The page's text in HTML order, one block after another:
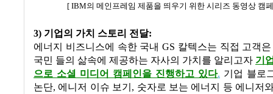
[ IBM의 메인프레임 제품을 띄우기 위한 시리즈 동영상 캠
3) 기업의 가치 스토리 전달:
에너지 비즈니스에 속한 국내 GS 칼텍스는 직접 고객
국민 들의 삶속에 제공하는 자사의 가치를 알리고자 기
으로 소셜 미디어 캠페인을 진행하고 있다. 기업 블로
논단, 에니저 이슈 보기, 숫자로 보는 에너지 등 에니저